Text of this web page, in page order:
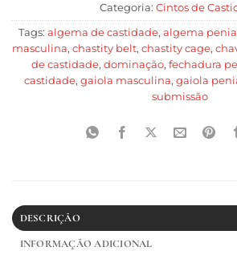
Categoria: Cintos de
Tags: algema de castidade, algema
masculina, chastity belt, chastity cage,
de castidade, dominação, fechadura
castidade, gaiola masculina, gaiola
submissão
DESCRIÇÃO
INFORMAÇÃO ADICIONAL